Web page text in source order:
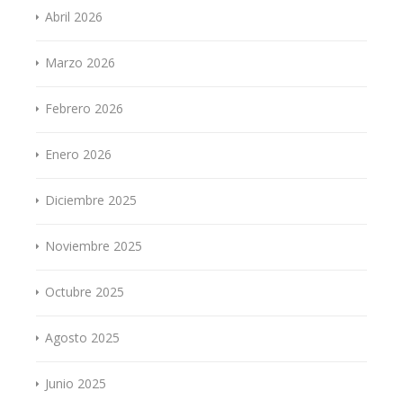
Abril 2026
Marzo 2026
Febrero 2026
Enero 2026
Diciembre 2025
Noviembre 2025
Octubre 2025
Agosto 2025
Junio 2025